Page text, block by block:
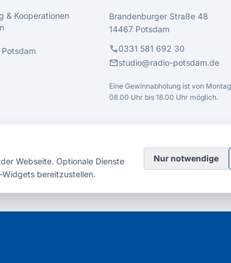
& Kooperationen
Potsdam
Brandenburger Straße 48
14467 Potsdam
call0331 581 692 30
mailstudio@radio-potsdam.de
Eine Gewinnabholung ist von
08.00 Uhr bis 18.00 Uhr möglich.
Webseite. Optionale Dienste
bereitzustellen.
Nur notwendige